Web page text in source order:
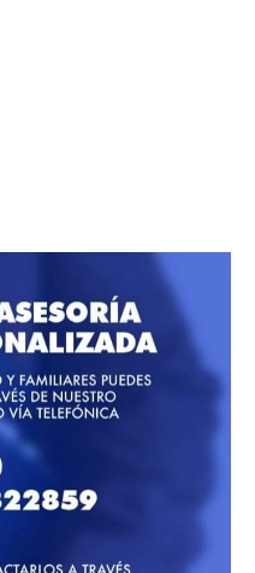
en Instagram